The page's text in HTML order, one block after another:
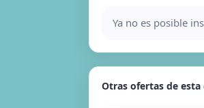
Ya no es posible
Otras ofertas de esta